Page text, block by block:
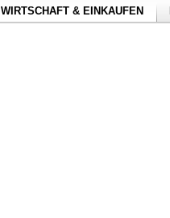
WIRTSCHAFT & EINKAUFEN